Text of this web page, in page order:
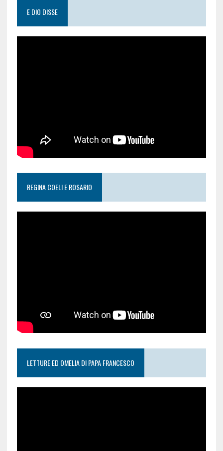
E DIO DISSE
REGINA COELI E ROSARIO
LETTURE ED OMELIA DI PAPA FRANCESCO